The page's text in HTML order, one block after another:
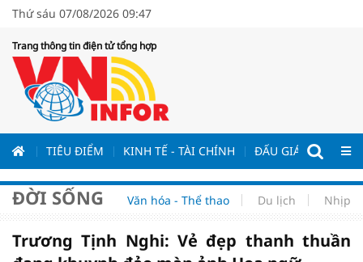
Thứ sáu 07/08/2026 09:47
Trang thông tin điện tử tổng hợp
TIÊU ĐIỂM KINH TẾ - TÀI CHÍNH ĐẤU GIÁ - ĐẤU
ĐỜI SỐNG Văn hóa - Thể thao Du lịch Nhịp
Trương Tịnh Nghi: Vẻ đẹp thanh thuần